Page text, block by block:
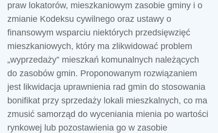
praw lokatorów, mieszkaniowym zasobie gminy i o
zmianie Kodeksu cywilnego oraz ustawy o
finansowym wsparciu niektórych przedsięwzięć
mieszkaniowych, który ma zlikwidować problem
„wyprzedaży” mieszkań komunalnych należących
do zasobów gmin. Proponowanym rozwiązaniem
jest likwidacja uprawnienia rad gmin do stosowania
bonifikat przy sprzedaży lokali mieszkalnych, co ma
zmusić samorząd do wyceniania mienia po wartości
rynkowej lub pozostawienia go w zasobie